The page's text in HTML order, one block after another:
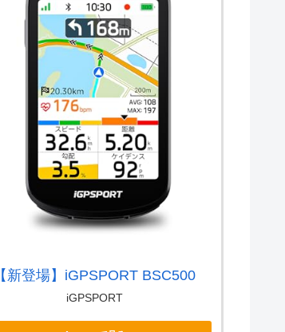
【新登場】iGPSPORT BSC500
iGPSPORT